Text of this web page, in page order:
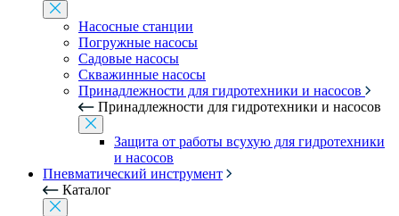
Насосные станции
Погружные насосы
Садовые насосы
Скважинные насосы
Принадлежности для гидротехники и насосов
Принадлежности для гидротехники и насосов
Защита от работы всухую для гидротехники
и насосов
Пневматический инструмент
Каталог